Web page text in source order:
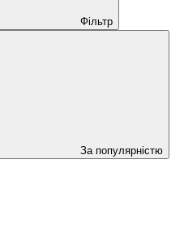
Фільтр
За популярністю